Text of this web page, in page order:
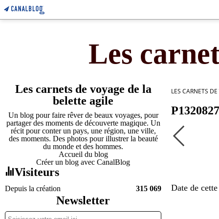
Les
Les carnets de voyage de la
belette agile
Un blog pour faire rêver de beaux voyages, pour
partager des moments de découverte magique. Un
récit pour conter un pays, une région, une ville,
des moments. Des photos pour illustrer la beauté
du monde et des hommes.
Accueil du blog
Créer un blog avec CanalBlog
Visiteurs
Depuis la création 315 069
Newsletter
LES CARNETS
P1320827
Date de